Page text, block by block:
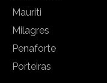
Mauriti
Milagres
Penaforte
Porteiras